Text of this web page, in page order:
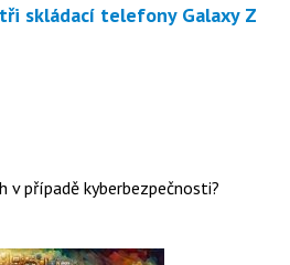
v případě kyberbezpečnosti?